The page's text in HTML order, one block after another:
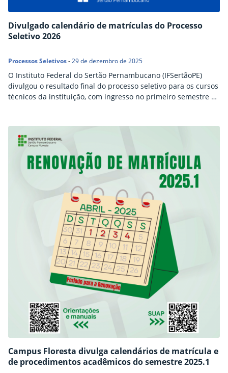
Divulgado calendário de matrículas do Processo
Seletivo 2026
Processos Seletivos-29 de dezembro de 2025
O Instituto Federal do Sertão Pernambucano (IFSertãoPE)
divulgou o resultado final do processo seletivo para os cursos
técnicos da instituição, com ingresso no primeiro semestre de
para o campus Floresta, nas modalidades Médio Integrado,
Proeja e Subsequente. Também foram publicados os editais…
Campus Floresta divulga calendários de matrícula e
de procedimentos acadêmicos do semestre 2025.1